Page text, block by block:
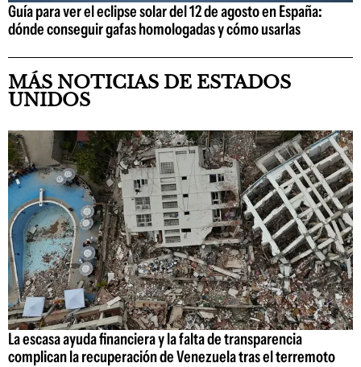
Guía para ver el eclipse solar del 12 de agosto en España:
dónde conseguir gafas homologadas y cómo usarlas
MÁS NOTICIAS DE ESTADOS
UNIDOS
La escasa ayuda financiera y la falta de transparencia
complican la recuperación de Venezuela tras el terremoto